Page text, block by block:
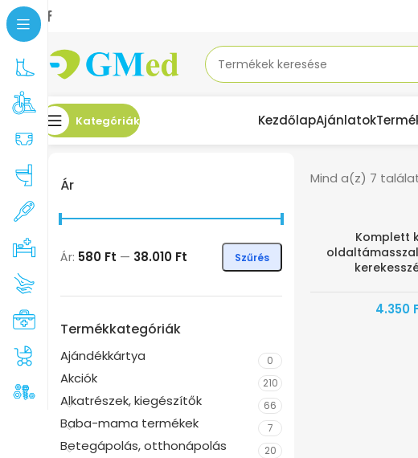
Kategóriák KezdőlapAjánlatok
Ár
Szűrés
Ár: 580 Ft — 38.010 Ft
Termékkategóriák
Ajándékkártya 0
Akciók 210
Alkatrészek, kiegészítők 66
Baba-mama termékek 7
Betegápolás, otthonápolás 20
Mind a(z) 7
Komplett
4.350